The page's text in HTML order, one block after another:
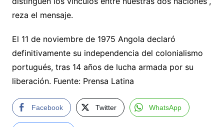
reza el mensaje.
El 11 de noviembre de 1975 Angola declaró
definitivamente su independencia del colonialismo
portugués, tras 14 años de lucha armada por su
liberación. Fuente: Prensa Latina
Facebook Twitter WhatsApp